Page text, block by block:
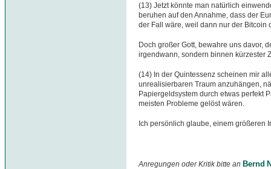
(13) Jetzt könnte man natürlich
beruhen auf den Annahme, dass der
der Fall wäre, weil dann nur der Bitcoin
Doch großer Gott, bewahre uns davor,
irgendwann, sondern binnen kürzester
(14) In der Quintessenz scheinen mir
unrealisierbaren Traum anzuhängen,
Papiergeldsystem durch etwas perfekt
meisten Probleme gelöst wären.
Ich persönlich glaube, einem größeren
Anregungen oder Kritik bitte an Bernd